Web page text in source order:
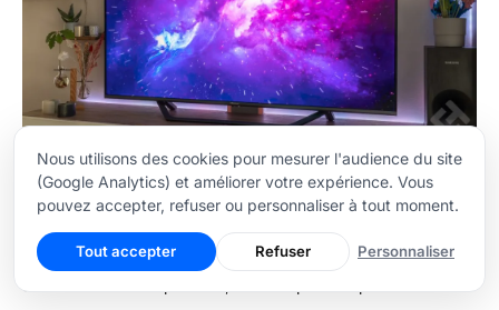
Télévision : quid de la
technologie d’affichage et de la
définition ?
Présentée dans des dimensions de plus en plus grandes et
Nous utilisons des cookies pour mesurer l'audience du site
(Google Analytics) et améliorer votre expérience. Vous
pouvez accepter, refuser ou personnaliser à tout moment.
Tout accepter Refuser Personnaliser